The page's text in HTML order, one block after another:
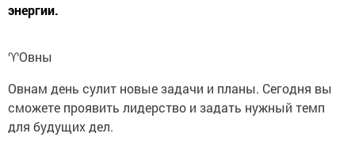
энергии.
♈️Овны
Овнам день сулит новые задачи и планы. Сегодня вы
сможете проявить лидерство и задать нужный темп
для будущих дел.